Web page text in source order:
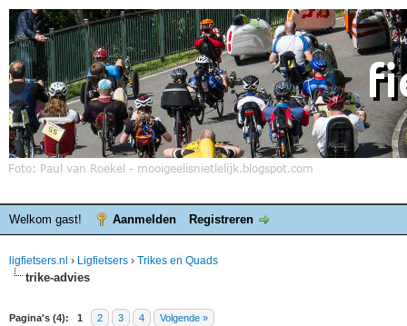
Welkom gast! Aanmelden Registreren
ligfietsers.nl › Ligfietsers › Trikes en Quads
trike-advies
Pagina's (4): 1 2 3 4 Volgende »
waardering is 0